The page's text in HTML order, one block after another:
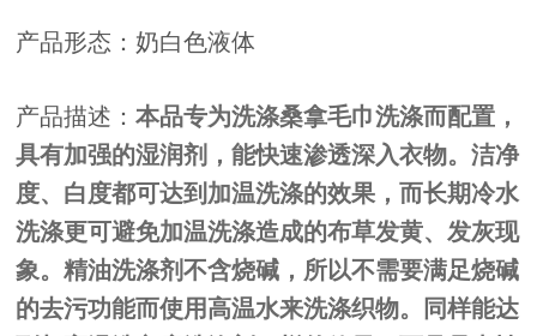
产品形态：奶白色液体
产品描述：本品专为洗涤桑拿毛巾洗涤而配置，
具有加强的湿润剂，能快速渗透深入衣物。洁净
度、白度都可达到加温洗涤的效果，而长期冷水
洗涤更可避免加温洗涤造成的布草发黄、发灰现
象。精油洗涤剂不含烧碱，所以不需要满足烧碱
的去污功能而使用高温水来洗涤织物。同样能达